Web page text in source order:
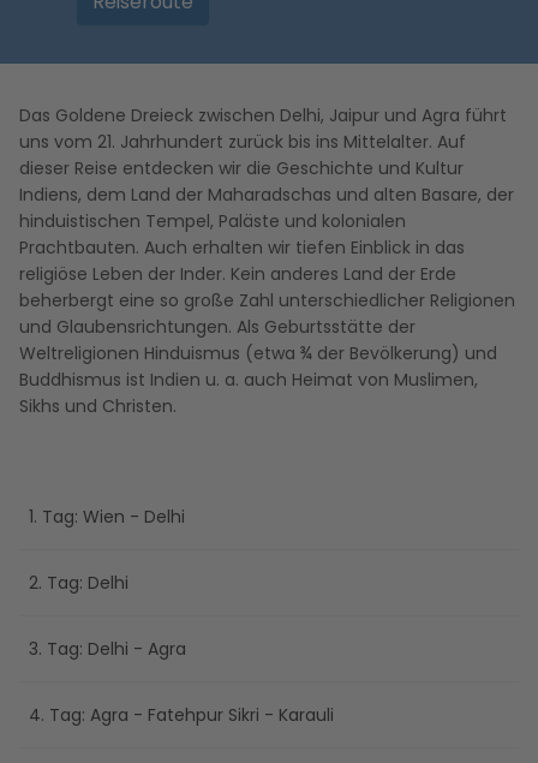
Das Goldene Dreieck zwischen Delhi, Jaipur und Agra führt
uns vom 21. Jahrhundert zurück bis ins Mittelalter. Auf
dieser Reise entdecken wir die Geschichte und Kultur
Indiens, dem Land der Maharadschas und alten Basare, der
hinduistischen Tempel, Paläste und kolonialen
Prachtbauten. Auch erhalten wir tiefen Einblick in das
religiöse Leben der Inder. Kein anderes Land der Erde
beherbergt eine so große Zahl unterschiedlicher Religionen
und Glaubensrichtungen. Als Geburtsstätte der
Weltreligionen Hinduismus (etwa ¾ der Bevölkerung) und
Buddhismus ist Indien u. a. auch Heimat von Muslimen,
Sikhs und Christen.
1. Tag: Wien - Delhi
2. Tag: Delhi
3. Tag: Delhi - Agra
4. Tag: Agra - Fatehpur Sikri - Karauli